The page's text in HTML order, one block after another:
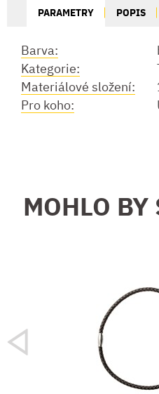
PARAMETRY POPIS
Barva:
Kategorie:
Materiálové složení:
Pro koho:
MOHLO